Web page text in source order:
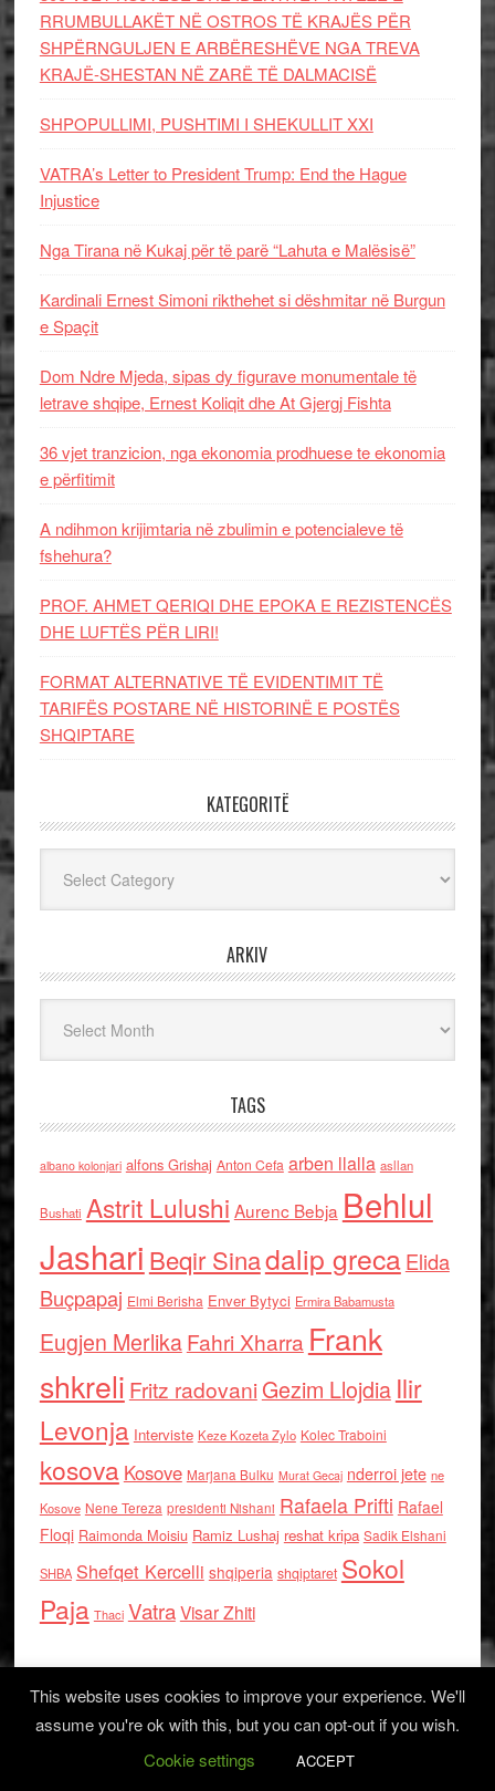
RRUMBULLAKËT NË OSTROS TË KRAJËS PËR
SHPËRNGULJEN E ARBËRESHËVE NGA TREVA
KRAJË-SHESTAN NË ZARË TË DALMACISË
SHPOPULLIMI, PUSHTIMI I SHEKULLIT XXI
VATRA’s Letter to President Trump: End the Hague
Injustice
Nga Tirana në Kukaj për të parë “Lahuta e Malësisë”
Kardinali Ernest Simoni rikthehet si dëshmitar në Burgun
e Spaçit
Dom Ndre Mjeda, sipas dy figurave monumentale të
letrave shqipe, Ernest Koliqit dhe At Gjergj Fishta
36 vjet tranzicion, nga ekonomia prodhuese te ekonomia
e përfitimit
A ndihmon krijimtaria në zbulimin e potencialeve të
fshehura?
PROF. AHMET QERIQI DHE EPOKA E REZISTENCЁS
DHE LUFTЁS PЁR LIRI!
FORMAT ALTERNATIVE TË EVIDENTIMIT TË
TARIFËS POSTARE NË HISTORINË E POSTËS
SHQIPTARE
KATEGORITË
ARKIV
TAGS
albano kolonjari alfons Grishaj Anton Cefa arben llalla asllan
Bushati Astrit Lulushi Aurenc Bebja Behlul
Jashari Beqir Sinadalip grecaElida
Buçpapaj Elmi Berisha Enver Bytyci Ermira Babamusta
Eugjen MerlikaFahri Xharra Frank
shkreli Fritz radovaniGezim Llojdia Ilir
Levonja Interviste Keze Kozeta Zylo Kolec Traboini
kosova Kosove Marjana Bulku Murat Gecaj nderroi jete ne
Kosove Nene Tereza presidenti Nishani Rafaela Prifti Rafael
Floqi Raimonda Moisiu Ramiz Lushaj reshat kripa Sadik Elshani
SHBA Shefqet Kercelli shqiperia shqiptaret Sokol
Paja Thaci VatraVisar Zhiti
Log in
This website uses cookies to improve your experience. We'll
assume you're ok with this, but you can opt-out if you wish.
Cookie settings
ACCEPT